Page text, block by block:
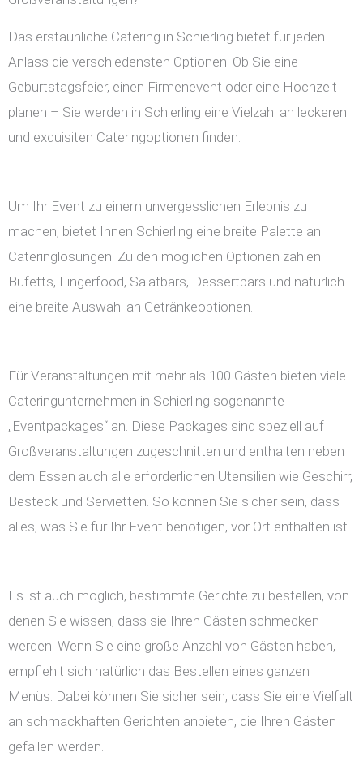
Das erstaunliche Catering in Schierling bietet für jeden
Anlass die verschiedensten Optionen. Ob Sie eine
Geburtstagsfeier, einen Firmenevent oder eine Hochzeit
planen – Sie werden in Schierling eine Vielzahl an leckeren
und exquisiten Cateringoptionen finden.
Um Ihr Event zu einem unvergesslichen Erlebnis zu
machen, bietet Ihnen Schierling eine breite Palette an
Cateringlösungen. Zu den möglichen Optionen zählen
Büfetts, Fingerfood, Salatbars, Dessertbars und natürlich
eine breite Auswahl an Getränkeoptionen.
Für Veranstaltungen mit mehr als 100 Gästen bieten viele
Cateringunternehmen in Schierling sogenannte
„Eventpackages“ an. Diese Packages sind speziell auf
Großveranstaltungen zugeschnitten und enthalten neben
dem Essen auch alle erforderlichen Utensilien wie Geschirr,
Besteck und Servietten. So können Sie sicher sein, dass
alles, was Sie für Ihr Event benötigen, vor Ort enthalten ist.
Es ist auch möglich, bestimmte Gerichte zu bestellen, von
denen Sie wissen, dass sie Ihren Gästen schmecken
werden. Wenn Sie eine große Anzahl von Gästen haben,
empfiehlt sich natürlich das Bestellen eines ganzen
Menüs. Dabei können Sie sicher sein, dass Sie eine Vielfalt
an schmackhaften Gerichten anbieten, die Ihren Gästen
gefallen werden.